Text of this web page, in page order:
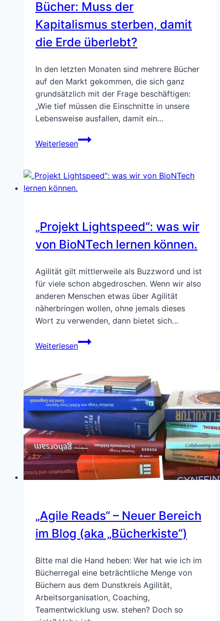
Bücher: Muss der
Kapitalismus sterben, damit
die Erde überlebt?
In den letzten Monaten sind mehrere Bücher
auf den Markt gekommen, die sich ganz
grundsätzlich mit der Frage beschäftigen:
„Wie tief müssen die Einschnitte in unsere
Lebensweise ausfallen, damit ein…
Weiterlesen
Ideen
aus
Welt
der
Kapitalismus
sterben,
die
Erde
überlebt?
„Projekt Lightspeed“: was wir
von BioNTech lernen können.
Agilität gilt mittlerweile als Buzzword und ist
für viele schon abgedroschen. Wenn wir also
anderen Menschen etwas über Agilität
näherbringen wollen, ohne jemals dieses
Wort zu verwenden, dann bietet sich…
Weiterlesen
„Projekt
Lightspeed“:
wir
von
BioNTech
lernen
können.
„Agile Reads“ – Neuer Bereich
im Blog (aka „Bücherkiste“)
Bitte mal die Hand heben: Wer hat wie ich im
Bücherregal eine beträchtliche Menge von
Büchern aus dem Dunstkreis Agilität,
Arbeitsorganisation, Coaching,
Teamentwicklung usw. stehen? Doch so